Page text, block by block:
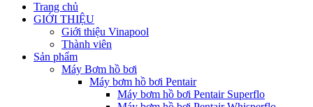
Trang chủ
GIỚI THIỆU
Giới thiệu Vinapool
Thành viên
Sản phẩm
Máy Bơm hồ bơi
Máy bơm hồ bơi Pentair
Máy bơm hồ bơi Pentair Superflo